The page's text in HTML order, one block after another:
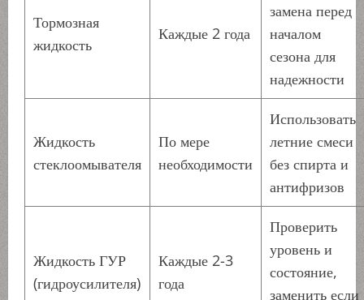
Тормозная
жидкость
Каждые 2 года
замена перед
началом
сезона для
надежности
Жидкость
стеклоомывателя
По мере
необходимости
Использовать
летние смеси
без спирта и
антифризов
Жидкость ГУР
(гидроусилителя)
Каждые 2-3
года
Проверить
уровень и
состояние,
заменить если